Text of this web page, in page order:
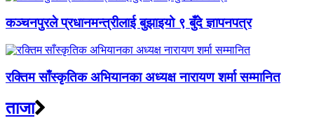
कञ्चनपुरले प्रधानमन्त्रीलाई बुझाइयो ९ बुँदे ज्ञापनपत्र
रक्तिम साँस्कृतिक अभियानका अध्यक्ष नारायण शर्मा सम्मानित
ताजा